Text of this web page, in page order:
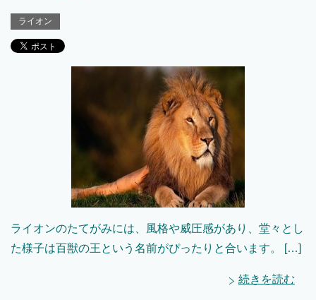
ライオン
ライオンのたてがみには、風格や威圧感があり、堂々とし
た様子は百獣の王という名前がぴったりと合います。 […]
続きを読む